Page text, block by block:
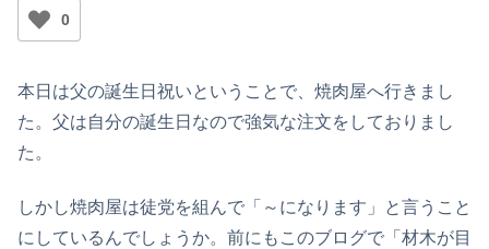
0
本日は父の誕生日祝いということで、焼肉屋へ行きまし
た。父は自分の誕生日なので強気な注文をしておりまし
た。
しかし焼肉屋は徒党を組んで「～になります」と言うこと
にしているんでしょうか。前にもこのブログで「材木が目